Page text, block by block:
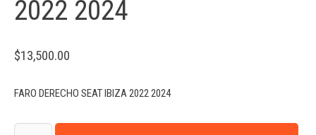
2022 2024
$13,500.00
FARO DERECHO SEAT IBIZA 2022 2024